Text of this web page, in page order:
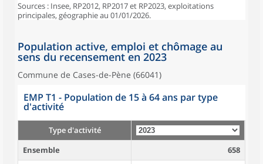
Sources : Insee, RP2012, RP2017 et RP2023, exploitations
principales, géographie au 01/01/2026.
Population active, emploi et chômage au
sens du recensement en 2023
Commune de Cases-de-Pène (66041)
EMP T1 - Population de 15 à 64 ans par type
d'activité
Type d'activité
Ensemble
658